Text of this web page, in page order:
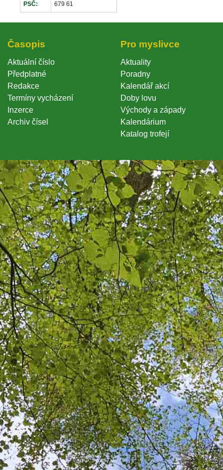
PSČ: 679 61
Časopi
Aktuální číslo
Předplatné
Redakce
Termíny vycházení
Inzerce
Archiv čísel
Pro myslivce
Aktuality
Poradny
Kalendář akcí
Doby lovu
Východy a západy
Kalendárium
Katalog trofejí